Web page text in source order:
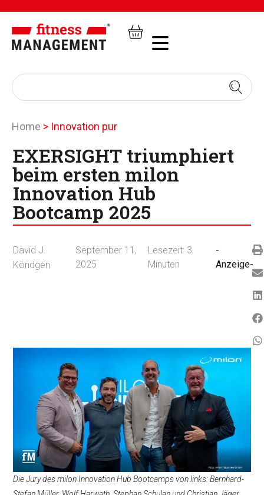
Home > Innovation pur
EXERSIGHT triumphiert
beim ersten milon
Innovation Hub
Bootcamp 2025
David J.
Köndgen
September 11,
2025
Lesezeit: 3
Minuten
-
Anzeige-
Die Jury des milon Innovation Hub Bootcamps von links: Bernhard-